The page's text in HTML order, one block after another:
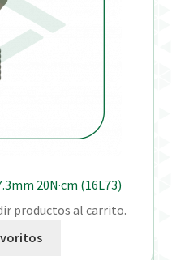
20N·cm (16L73)
productos al carrito.